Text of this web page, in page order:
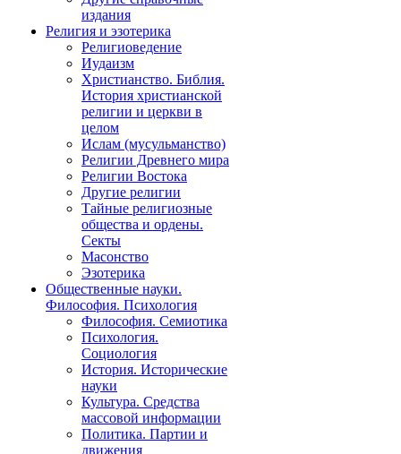
издания
Религия и эзотерика
Религиоведение
Иудаизм
Христианство. Библия.
История христианской
религии и церкви в
целом
Ислам (мусульманство)
Религии Древнего мира
Религии Востока
Другие религии
Тайные религиозные
общества и ордены.
Секты
Масонство
Эзотерика
Общественные науки.
Философия. Психология
Философия. Семиотика
Психология.
Социология
История. Исторические
науки
Культура. Средства
массовой информации
Политика. Партии и
движения